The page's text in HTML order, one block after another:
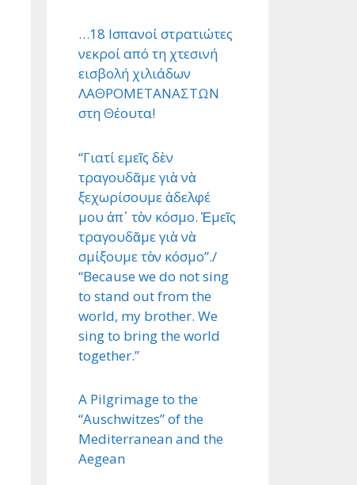
…18 Ισπανοί στρατιώτες
νεκροί από τη χτεσινή
εισβολή χιλιάδων
ΛΑΘΡΟΜΕΤΑΝΑΣΤΩΝ
στη Θέουτα!
“Γιατί εμεῖς δὲν
τραγουδᾶμε γιὰ νὰ
ξεχωρίσουμε ἀδελφέ
μου ἀπ᾿ τὸν κόσμο. Ἐμεῖς
τραγουδᾶμε γιὰ νὰ
σμίξουμε τὸν κόσμο”./
“Because we do not sing
to stand out from the
world, my brother. We
sing to bring the world
together.”
A Pilgrimage to the
“Auschwitzes” of the
Mediterranean and the
Aegean